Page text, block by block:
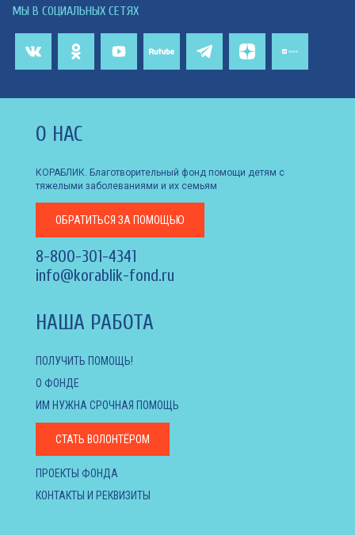
МЫ В СОЦИАЛЬНЫХ СЕТЯХ
О НАС
КОРАБЛИК. Благотворительный фонд помощи детям с
тяжелыми заболеваниями и их семьям
ОБРАТИТЬСЯ ЗА ПОМОЩЬЮ
8-800-301-4341
info@korablik-fond.ru
НАША РАБОТА
ПОЛУЧИТЬ ПОМОЩЬ!
О ФОНДЕ
ИМ НУЖНА СРОЧНАЯ ПОМОЩЬ
СТАТЬ ВОЛОНТЁРОМ
ПРОЕКТЫ ФОНДА
КОНТАКТЫ И РЕКВИЗИТЫ